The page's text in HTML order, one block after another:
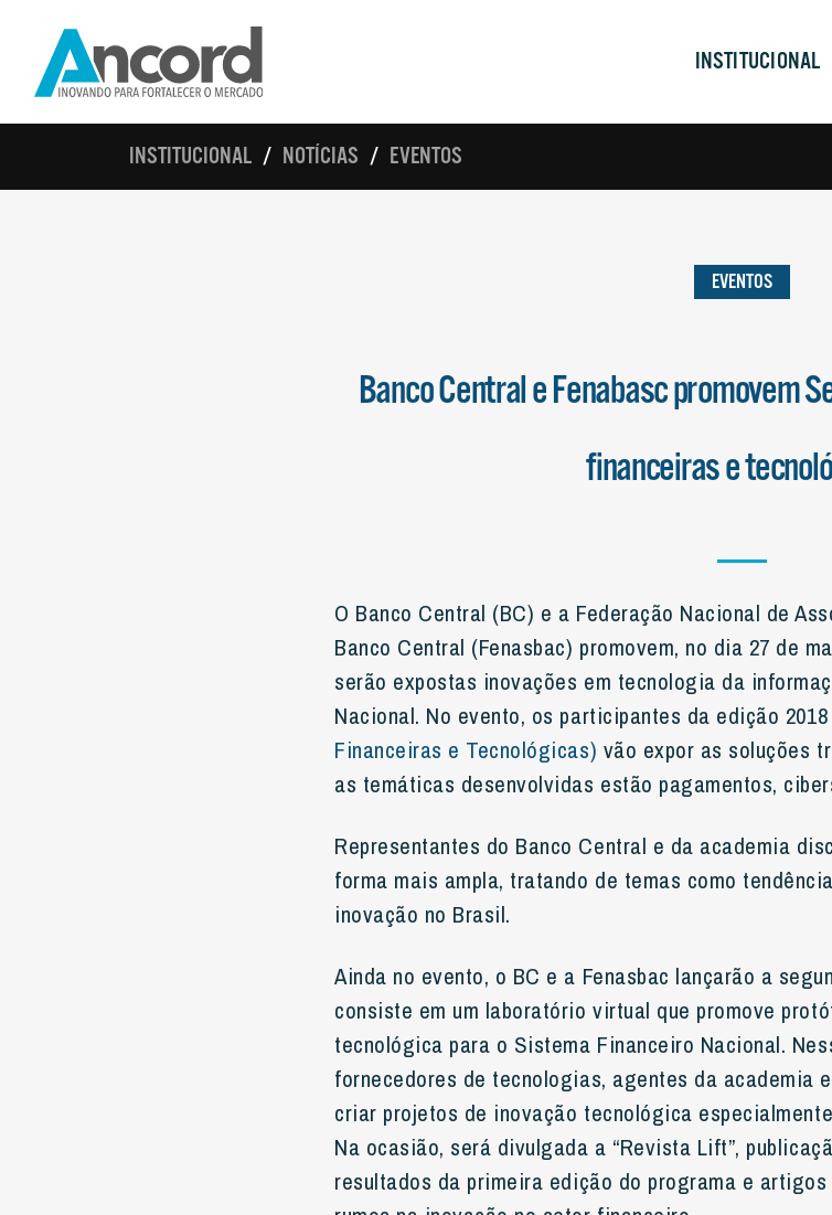
INSTITUCIONAL
INSTITUCIONAL NOTÍCIAS EVENTOS
EVENTOS
Banco Central e Fenabasc promovem
financeiras e
O Banco Central (BC) e a Federação Nacional de
Banco Central (Fenasbac) promovem, no dia 27 de
serão expostas inovações em tecnologia da
Nacional. No evento, os participantes da edição
Financeiras e Tecnológicas) vão expor as soluções
as temáticas desenvolvidas estão pagamentos,
Representantes do Banco Central e da academia
forma mais ampla, tratando de temas como
inovação no Brasil.
Ainda no evento, o BC e a Fenasbac lançarão a
consiste em um laboratório virtual que promove
tecnológica para o Sistema Financeiro Nacional.
fornecedores de tecnologias, agentes da academia
criar projetos de inovação tecnológica
Na ocasião, será divulgada a “Revista Lift”,
resultados da primeira edição do programa e